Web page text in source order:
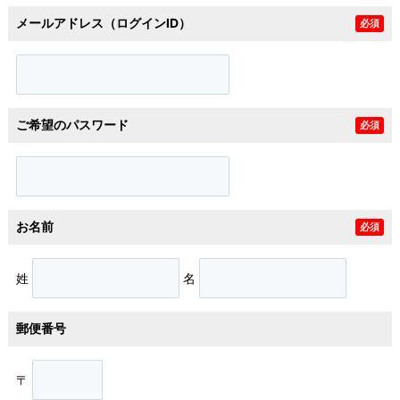
メールアドレス（ログインID） 必須
ご希望のパスワード 必須
お名前 必須
姓 名
郵便番号
〒